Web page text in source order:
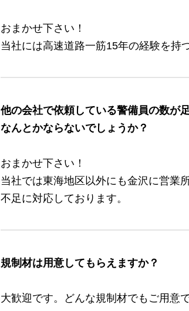
おまかせ下さい！
当社には高速道路一筋15年の経験を持
他の会社で依頼している警備員の数が
なんとかならないでしょうか？
おまかせ下さい！
当社では東海地区以外にも金沢に営業
不足に対応しております。
規制材は用意してもらえますか？
大歓迎です。どんな規制材でもご用意